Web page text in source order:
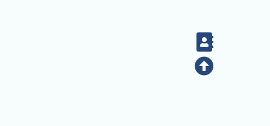
Contact